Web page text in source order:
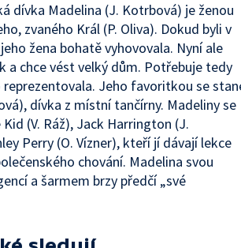
dívka Madelina (J. Kotrbová) je ženou
zvaného Král (P. Oliva). Dokud byli v
žena bohatě vyhovovala. Nyní ale
a chce vést velký dům. Potřebuje tedy
reprezentovala. Jeho favoritkou se
dívka z místní tančírny. Madeliny se
(V. Ráž), Jack Harrington (J.
Perry (O. Vízner), kteří jí dávají lekce
chování. Madelina svou
a šarmem brzy předčí „své